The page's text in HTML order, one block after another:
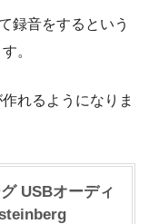
録音をするという
。
れるようになりま
USBオーディ